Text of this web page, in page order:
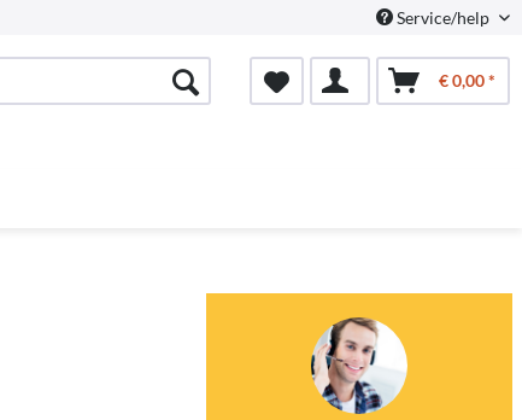
Service/help
€ 0,00 *